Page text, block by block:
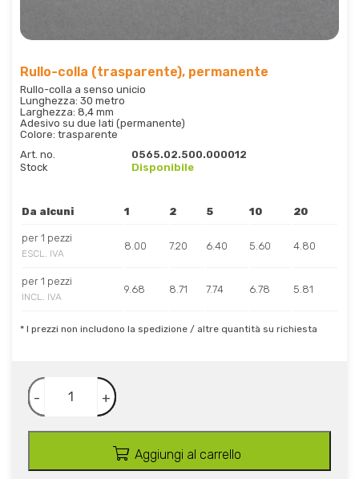
Rullo-colla (trasparente), permanente
Rullo-colla a senso unicio
Lunghezza: 30 metro
Larghezza: 8,4 mm
Adesivo su due lati (permanente)
Colore: trasparente
Art. no.
0565.02.500.000012
Stock
Disponibile
Da alcuni 1 2 5 10 20
per 1 pezzi
ESCL. IVA
8.00 7.20 6.40 5.60 4.80
per 1 pezzi
INCL. IVA
9.68 8.71 7.74 6.78 5.81
* I prezzi non includono la spedizione / altre quantità su richiesta
- +
Aggiungi al carrello